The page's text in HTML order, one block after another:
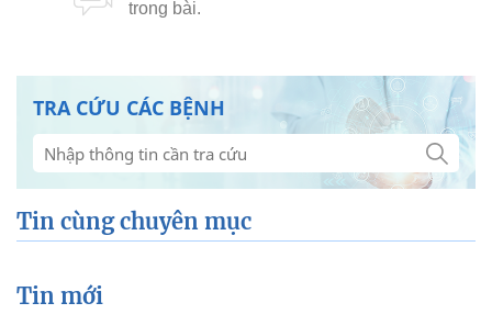
TRA CỨU CÁC BỆNH
Tin cùng chuyên mục
Tin mới